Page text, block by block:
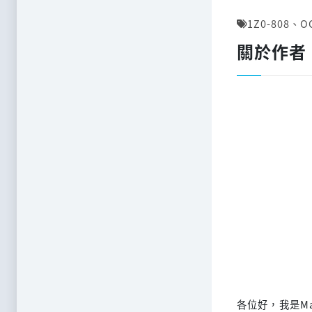
1Z0-808 、
關於作者
各位好，我是